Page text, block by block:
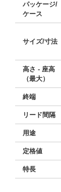
パッケージ/
ケース
サイズ/寸法
高さ - 座高
（最大）
終端
リード間隔
用途
定格値
特長